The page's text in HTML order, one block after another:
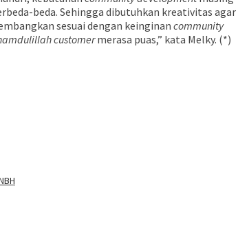
beda. Sehingga dibutuhkan kreativitas agar
sesuai dengan keinginancommunity
customermerasa puas,” kata Melky. (*)